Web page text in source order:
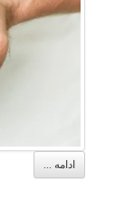
ادامه ...